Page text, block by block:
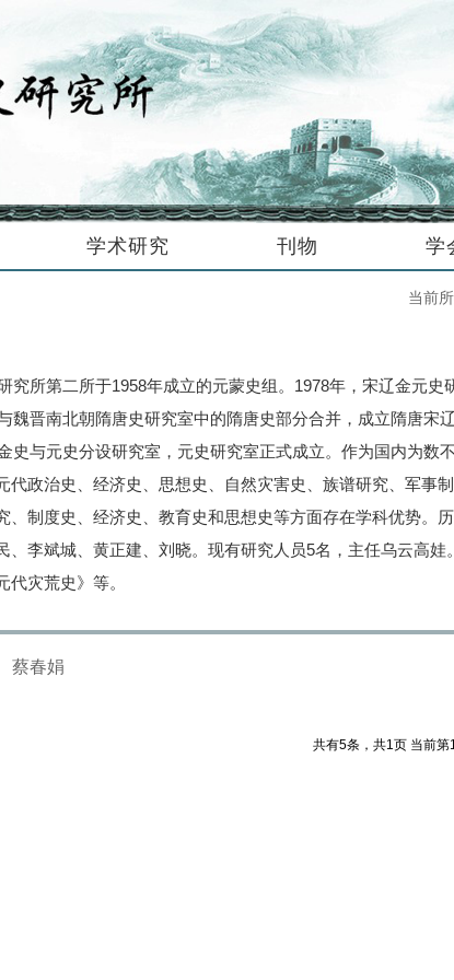
学术研究 刊物 学
当前
究所第二所于1958年成立的元蒙史组。1978年，宋辽金元史
魏晋南北朝隋唐史研究室中的隋唐史部分合并，成立隋唐宋
史与元史分设研究室，元史研究室正式成立。作为国内为数
代政治史、经济史、思想史、自然灾害史、族谱研究、军事
、制度史、经济史、教育史和思想史等方面存在学科优势。
、李斌城、黄正建、刘晓。现有研究人员5名，主任乌云高娃
代灾荒史》等。
蔡春娟
共有5条，共1页 当前第